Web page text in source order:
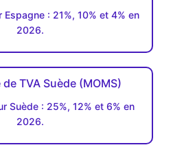
Espagne : 21%, 10% et 4% en
2026.
TVA Suède (MOMS)
Suède : 25%, 12% et 6% en
2026.